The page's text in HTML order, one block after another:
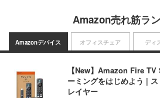
Amazon売れ筋ラ
Amazonデバイス
【New】Amazon Fire
ーミングをはじめよう |
レイヤー
オフィスチェア ディ